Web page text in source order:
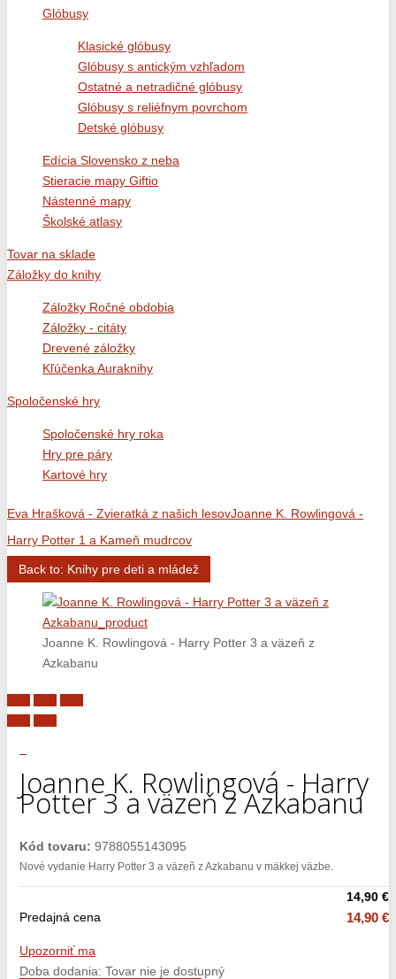
Glóbusy
Klasické glóbusy
Glóbusy s antickým vzhľadom
Ostatné a netradičné glóbusy
Glóbusy s reliéfnym povrchom
Detské glóbusy
Edícia Slovensko z neba
Stieracie mapy Giftio
Nástenné mapy
Školské atlasy
Tovar na sklade
Záložky do knihy
Záložky Ročné obdobia
Záložky - citáty
Drevené záložky
Kľúčenka Auraknihy
Spoločenské hry
Spoločenské hry roka
Hry pre páry
Kartové hry
Eva Hrašková - Zvieratká z našich lesovJoanne K. Rowlingová -
Harry Potter 1 a Kameň mudrcov
Back to: Knihy pre deti a mládež
Joanne K. Rowlingová - Harry Potter 3 a väzeň z
Azkabanu
Joanne K. Rowlingová - Harry
Potter 3 a väzeň z Azkabanu
Kód tovaru: 9788055143095
Nové vydanie Harry Potter 3 a väzeň z Azkabanu v mäkkej väzbe.
14,90 €
Predajná cena
14,90 €
Upozorniť ma
Doba dodania: Tovar nie je dostupný